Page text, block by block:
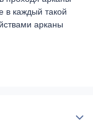
в каждый такой
арканы